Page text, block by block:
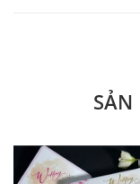
Quý khách vui